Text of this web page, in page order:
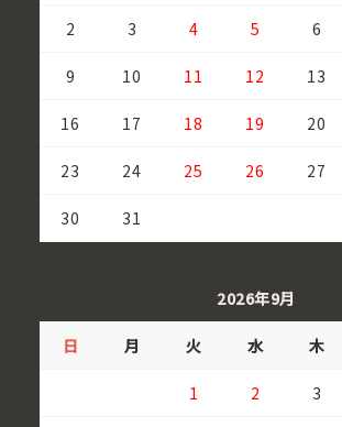
2 3 4 5 6
9 10 11 12 13
16 17 18 19 20
23 24 25 26 27
30 31
2026年9月
日 月 火 水 木
1 2 3